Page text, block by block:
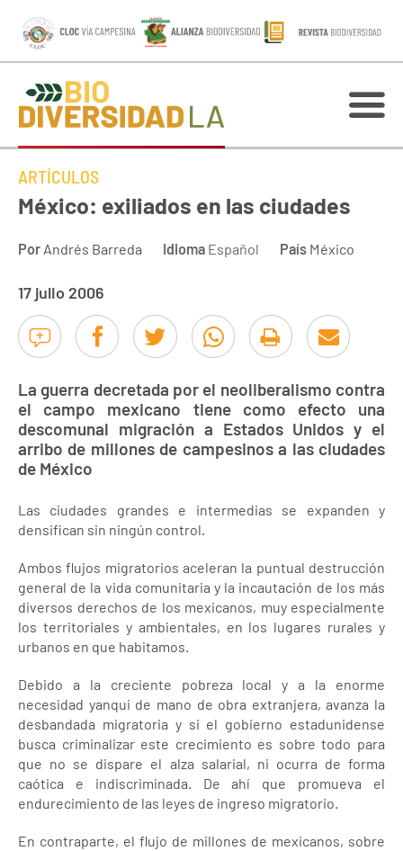
ARTÍCULOS
México: exiliados en las ciudades
Por Andrés Barreda Idioma Español País México
17 julio 2006
La guerra decretada por el neoliberalismo contra
el campo mexicano tiene como efecto una
descomunal migración a Estados Unidos y el
arribo de millones de campesinos a las ciudades
de México
Las ciudades grandes e intermedias se expanden y
densifican sin ningún control.
Ambos flujos migratorios aceleran la puntual destrucción
general de la vida comunitaria y la incautación de los más
diversos derechos de los mexicanos, muy especialmente
los territoriales y ambientales, en los lugares rurales y
urbanos en que habitamos.
Debido a la creciente pobreza local y a la enorme
necesidad yanqui de mano de obra extranjera, avanza la
desbandada migratoria y si el gobierno estadunidense
busca criminalizar este crecimiento es sobre todo para
que no se dispare el alza salarial, ni ocurra de forma
caótica e indiscriminada. De ahí que promueva el
endurecimiento de las leyes de ingreso migratorio.
En contraparte, el flujo de millones de mexicanos, sobre